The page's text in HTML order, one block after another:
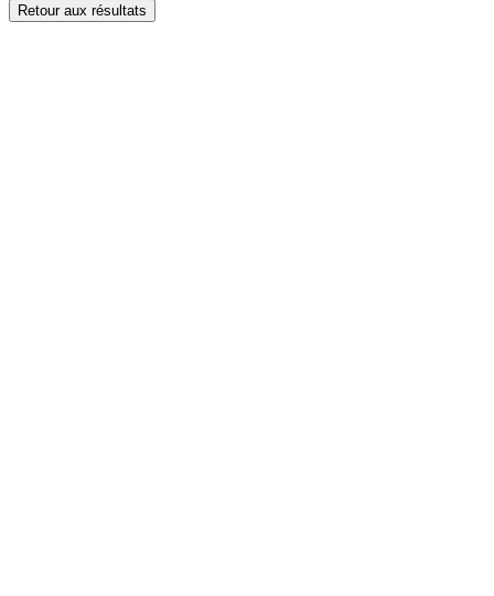
Retour aux résultats